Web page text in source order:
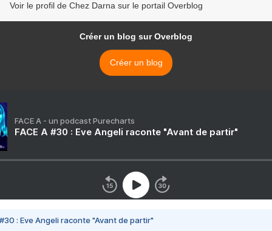
Voir le profil de Chez Darna sur le portail Overblog
Créer un blog sur Overblog
Créer un blog
FACE A - un podcast Purecharts
FACE A #30 : Eve Angeli raconte "Avant de partir"
#30 : Eve Angeli raconte "Avant de partir"